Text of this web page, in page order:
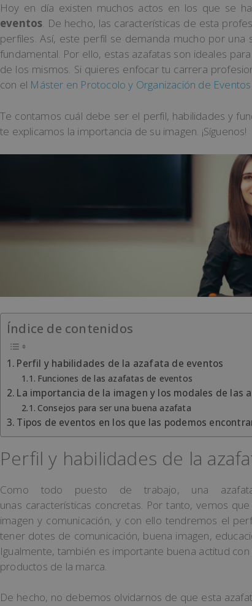
Hoy en día existen muchos actos en los que se
eventos. De hecho, las características de esta
perfiles. Así, este perfil se demanda mucho por una
fundamental. Por ello, estas azafatas son ideales
de los mismos. Si quieres enfocar tu carrera
con el Máster en Protocolo y Organización de
Te contamos cuál debe ser el perfil, habilidades y
te explicamos la importancia de su imagen. ¡Síguenos!
Índice de contenidos
Perfil y habilidades de la azafata de eventos
Funciones de las azafatas de eventos
La importancia de la imagen y los modales de las
Consejos para ser una buena azafata
Tipos de eventos en los que las podemos
Perfil y habilidades de la
Como todo puesto de trabajo, una
unas características concretas. Por tanto, vemos
imagen y comunicación, y con ello tendremos el
tener dotes de comunicación, buena imagen,
Igualmente, también es importante buena actitud
productos de la marca.
De hecho, no debemos olvidarnos de que esta